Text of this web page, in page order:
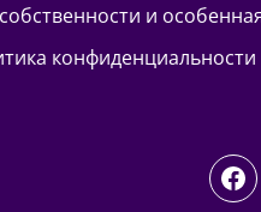
собственности и
конфиденциальности